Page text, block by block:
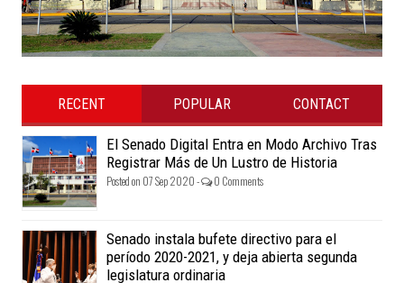
RECENT POPULAR CONTACT
El Senado Digital Entra en Modo Archivo Tras
Registrar Más de Un Lustro de Historia
Posted on 07 Sep 2020 - 0 Comments
Senado instala bufete directivo para el
período 2020-2021, y deja abierta segunda
legislatura ordinaria